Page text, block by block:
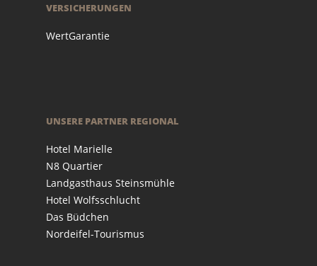
VERSICHERUNGEN
WertGarantie
UNSERE PARTNER REGIONAL
Hotel Marielle
N8 Quartier
Landgasthaus Steinsmühle
Hotel Wolfsschlucht
Das Büdchen
Nordeifel-Tourismus